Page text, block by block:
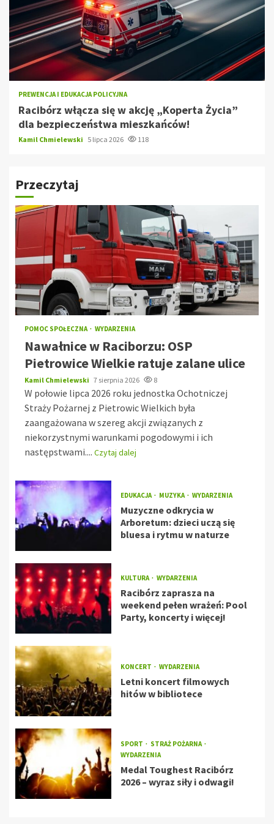
PREWENCJA I EDUKACJA POLICYJNA
Racibórz włącza się w akcję „Koperta Życia”
dla bezpieczeństwa mieszkańców!
Kamil Chmielewski 5 lipca 2026 118
Przeczytaj
POMOC SPOŁECZNA WYDARZENIA
Nawałnice w Raciborzu: OSP
Pietrowice Wielkie ratuje zalane ulice
Kamil Chmielewski 7 sierpnia 2026 8
W połowie lipca 2026 roku jednostka Ochotniczej
Straży Pożarnej z Pietrowic Wielkich była
zaangażowana w szereg akcji związanych z
niekorzystnymi warunkami pogodowymi i ich
następstwami.... Czytaj dalej
EDUKACJA MUZYKA WYDARZENIA
Muzyczne odkrycia w
Arboretum: dzieci uczą się
bluesa i rytmu w naturze
KULTURA WYDARZENIA
Racibórz zaprasza na
weekend pełen wrażeń: Pool
Party, koncerty i więcej!
KONCERT WYDARZENIA
Letni koncert filmowych
hitów w bibliotece
SPORT
STRAŻ POŻARNA
WYDARZENIA
Medal Toughest Racibórz
2026 – wyraz siły i odwagi!